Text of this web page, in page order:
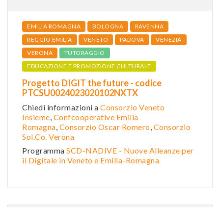
EMILIA ROMAGNA BOLOGNA
RAVENNA
REGGIO EMILIA
VENETO PADOVA
VENEZIA
VERONA
TUTORAGGIO
EDUCAZIONE E PROMOZIONE CULTURALE
Progetto DIGIT the future - codice
PTCSU0024023020102NXTX
Chiedi informazioni a Consorzio Veneto
Insieme, Confcooperative Emilia
Romagna, Consorzio Oscar Romero, Consorzio
Sol.Co. Verona
Programma SCD-NADIVE - Nuove Alleanze per
il Digitale in Veneto e Emilia-Romagna